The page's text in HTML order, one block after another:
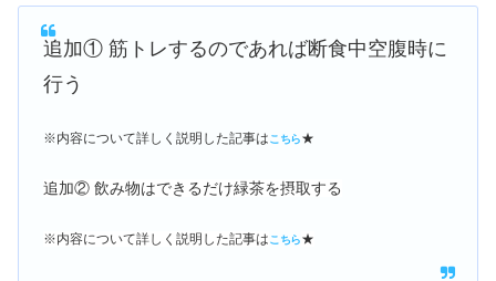
追加① 筋トレするのであれば断食中空腹時に
行う
※内容について詳しく説明した記事はこちら★
追加② 飲み物はできるだけ緑茶を摂取する
※内容について詳しく説明した記事はこちら★